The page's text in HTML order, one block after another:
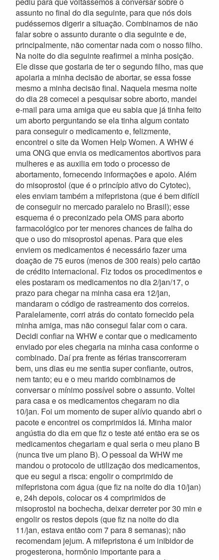
assunto no final do dia seguinte, para que nós dois
pudéssemos digerir a situação. Combinamos de não
falar sobre o assunto durante o dia seguinte e de,
principalmente, não comentar nada com o nosso filho.
Na noite do dia seguinte reafirmei a minha posição.
Ele disse que gostaria de ter o segundo filho, mas que
apoiaria a minha decisão de abortar, se essa fosse
mesmo a minha decisão final. Naquela mesma noite
do dia 28 comecei a pesquisar sobre aborto, mandei
e-mail para uma amiga que eu sabia que já tinha feito
um aborto perguntando se ela tinha algum contato
para conseguir o medicamento e, felizmente,
encontrei o site da Women Help Women. A WHW é
uma ONG que envia os medicamentos abortivos para
mulheres e as auxilia em todo o processo de
abortamento, fornecendo informações e apoio. Além
do misoprostol (que é o princípio ativo do Cytotec),
eles enviam também a mifepristona (que é bem difícil
de conseguir no mercado paralelo no Brasil); esse
esquema é o preconizado pela OMS para aborto
farmacológico por ter menores chances de falha do
que o uso do misoprostol apenas. Para que eles
enviem os medicamentos é necessário fazer uma
doação de 75 euros (menos de 300 reais) pelo cartão
de crédito internacional. Fiz todos os procedimentos e
eles postaram os medicamentos no dia 2/jan/17, o
prazo para chegar na minha casa era 12/jan,
mandaram o código de rastreamento dos correios.
Paralelamente, corri atrás do contato fornecido pela
minha amiga, mas não consegui falar com o cara.
Decidi confiar na WHW e contar que o medicamento
enviado por eles chegaria na minha casa conforme o
combinado. Daí pra frente as férias transcorreram
bem, uns dias eu me sentia super confiante, outros,
nem tanto; eu e o meu marido combinamos de
conversar o mínimo possível sobre o assunto. Voltei
para casa e os medicamentos chegaram no dia
10/jan. Foi um momento de super alívio quando abri o
pacote e encontrei os comprimidos lá. Minha maior
angústia do dia em que fiz o teste até então era se os
medicamentos chegariam e qual seria o meu plano B
(nunca tive um plano B). O pessoal da WHW me
mandou o protocolo de utilização dos medicamentos,
que eu segui a risca: engolir o comprimido de
mifepristona com água (que fiz na noite do dia 10/jan)
e, 24h depois, colocar os 4 comprimidos de
misoprostol na bochecha, deixar derreter por 30 min e
engolir os restos depois (que fiz na noite do dia
11/jan, estava então com 7 para 8 semanas); não
recomendam jejum. A mifepristona é um inibidor de
progesterona, hormônio importante para a